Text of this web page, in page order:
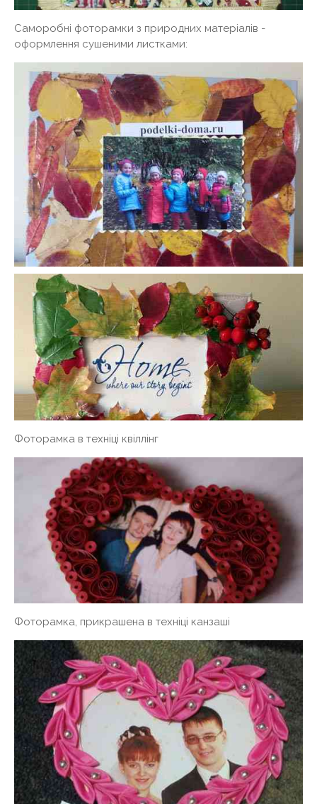
Саморобні фоторамки з природних матеріалів -
оформлення сушеними листками:
Фоторамка в техніці квіллінг
Фоторамка, прикрашена в техніці канзаші